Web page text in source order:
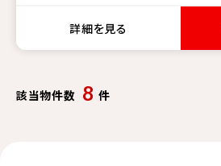
詳細を見る
該当物件数 8 件